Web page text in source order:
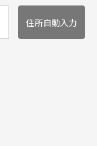
住所自動入力